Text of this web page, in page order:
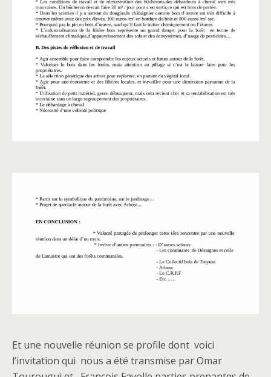
Et une nouvelle réunion se profile dont voici
l’invitation qui nous a été transmise par Omar